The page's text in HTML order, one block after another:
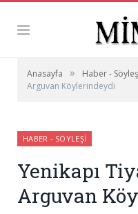
Anasayfa » Haber -
Arguvan Köylerindeydi
HABER - SÖYLEŞI
Yenikapı
Arguvan